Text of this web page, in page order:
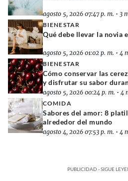
agosto 5, 2026 07:47 p. m. • 3
BIENESTAR
Qué debe llevar la novia
agosto 5, 2026 01:02 p. m. • 4
BIENESTAR
Cómo conservar las
y disfrutar su sabor
agosto 5, 2026 00:24 p. m. • 4
COMIDA
Sabores del amor: 8
alrededor del mundo
agosto 4, 2026 07:53 p. m. • 4
PUBLICIDAD - SIGUE